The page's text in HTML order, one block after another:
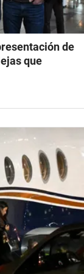
de
que